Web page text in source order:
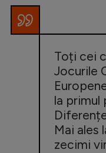
Toți cei
Jocurile
la primul
Mai ales
zecimi